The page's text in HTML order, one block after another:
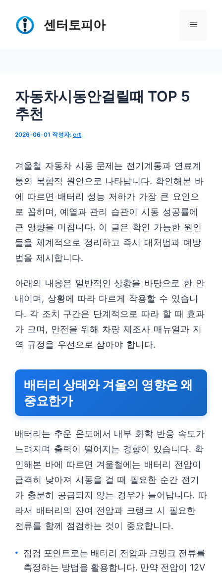
센터토피아 메
자동차시동안걸릴때 TOP 5
추천
2026-06-01 작성자: crt
겨울철 자동차 시동 문제는 전기계통과 연료계
통의 복합적 원인으로 나타납니다. 확인해본 바
에 따르면 배터리 성능 저하가 가장 큰 요인으
로 꼽히며, 예열과 관리 습관이 시동 성공률에
큰 영향을 미칩니다. 이 글은 확인 가능한 원인
들을 체계적으로 정리하고 즉시 대처법과 예방
법을 제시합니다.
아래의 내용은 일반적인 상황을 바탕으로 한 안
내이며, 상황에 따라 다르게 작용할 수 있습니
다. 각 조치 구간은 단계적으로 따라 할 때 효과
가 크며, 안전을 위해 차량 제조사 매뉴얼과 지
역 규정을 우선으로 삼아야 합니다.
배터리 상태와 겨울의 영향은 왜
중요한가
배터리는 추운 온도에서 내부 화학 반응 속도가
느려지며 출력이 떨어지는 경향이 있습니다. 확
인해본 바에 따르면 겨울철에는 배터리 전압이
급격히 낮아져 시동을 걸 때 필요한 순간 전기
가 충분히 공급되지 않는 경우가 늘어납니다. 따
라서 배터리의 잔여 전압과 크랭크 시 필요한
전류를 함께 점검하는 것이 중요합니다.
점검 포인트로는 배터리 전압과 크랭크 전류를
측정하는 방법을 활용합니다. 만약 전압이 12V